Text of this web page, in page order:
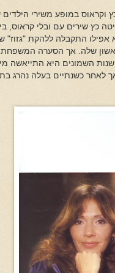
כץ וקראוס במופע משירי
כץ שירים עם ובלי קראוס,
ראשית הקיץ", "תני לי להחליט" ועוד. ב1978 היא אפילו
שלה. אך הסערה
השמונים היא התייאשה
כשנתיים בעלה נהרג